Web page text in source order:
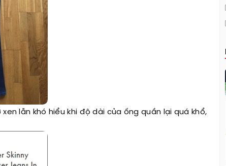
lẫn khó hiểu khi độ dài của ống quần lại quá khổ,